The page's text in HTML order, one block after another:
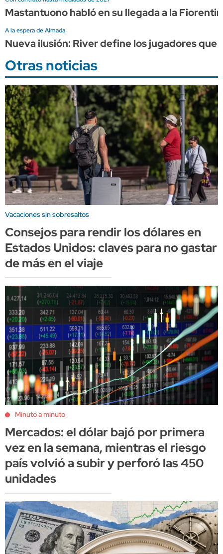
Mastantuono habló en su llegada a la
A la espera de Almada
Nueva ilusión: River define los jugadores que
Otras noticias
Vacaciones sin sobresaltos
Consejos para rendir los dólares en
Estados Unidos: claves para no gastar
de más en el viaje
Minuto a minuto
Mercados: el dólar bajó por primera
vez en la semana, mientras el riesgo
país volvió a subir y perforó las 450
unidades